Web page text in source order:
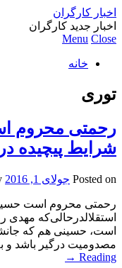
اخبار کارگران
اخبار جدید کارگران
Menu Close
خانه
توری
رحمتی محروم
شرایط پیچیده
Posted on جولای 1, 2016
رحمتی محروم است
استقلالدرحالی‌که مهدی
است، حسینی هم که
مصدومیت درگیر باشد و
Reading
→